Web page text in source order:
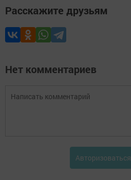
Расскажите друзьям
Нет комментариев
Авторизоваться